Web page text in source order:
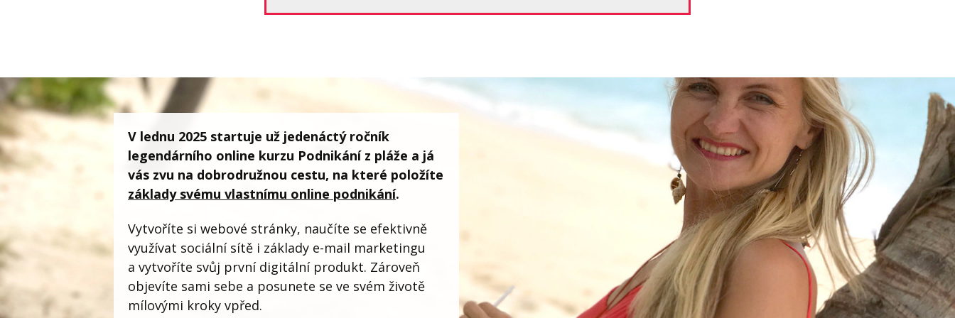
V lednu 2025 startuje už jedenáctý ročník
legendárního online kurzu Podnikání z pláže a já
vás zvu na dobrodružnou cestu, na které položíte
základy svému vlastnímu online podnikání.
Vytvoříte si webové stránky, naučíte se efektivně
využívat sociální sítě i základy e-mail marketingu
a vytvoříte svůj první digitální produkt. Zároveň
objevíte sami sebe a posunete se ve svém životě
mílovými kroky vpřed.